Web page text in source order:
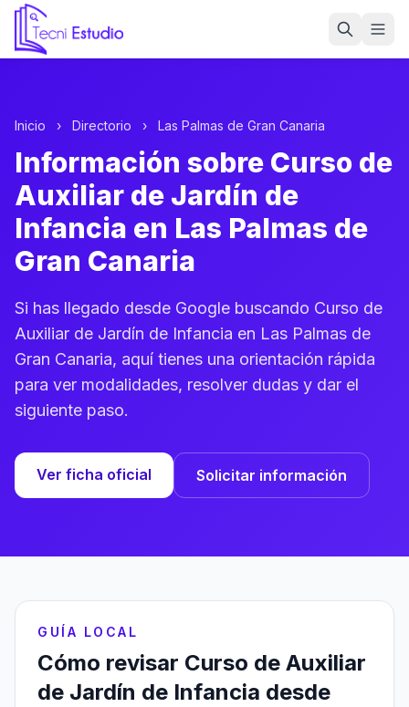
Ir a la página de inicio de Tecni Estudio
Inicio › Directorio › Las Palmas de Gran Canaria
Información sobre Curso de
Auxiliar de Jardín de
Infancia en Las Palmas de
Gran Canaria
Si has llegado desde Google buscando Curso de
Auxiliar de Jardín de Infancia en Las Palmas de
Gran Canaria, aquí tienes una orientación rápida
para ver modalidades, resolver dudas y dar el
siguiente paso.
Ver ficha oficial Solicitar información
GUÍA LOCAL
Cómo revisar Curso de Auxiliar
de Jardín de Infancia desde